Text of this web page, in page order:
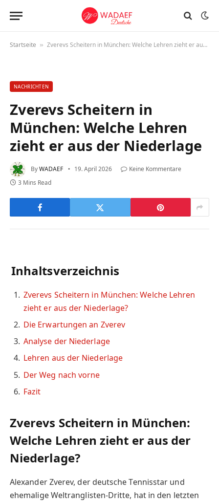
Startseite » Zverevs Scheitern in München: Welche Lehren zieht er aus der Niederlage
NACHRICHTEN
Zverevs Scheitern in
München: Welche Lehren
zieht er aus der Niederlage
ByWADAEF 19. April 2026
Keine Kommentare
3 Mins Read
Inhaltsverzeichnis
Zverevs Scheitern in München: Welche Lehren
zieht er aus der Niederlage?
Die Erwartungen an Zverev
Analyse der Niederlage
Lehren aus der Niederlage
Der Weg nach vorne
Fazit
Zverevs Scheitern in München:
Welche Lehren zieht er aus der
Niederlage?
Alexander Zverev, der deutsche Tennisstar und
ehemalige Weltranglisten-Dritte, hat in den letzten